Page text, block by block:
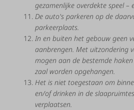
gezamenlijke overdekte speel–
De auto's parkeren op de
parkeerplaats.
In en buiten het gebouw geen
aanbrengen. Met uitzondering
mogen aan de bestemde
zaal worden opgehangen.
Het is niet toegestaan om
en/of drinken in de
verplaatsen.